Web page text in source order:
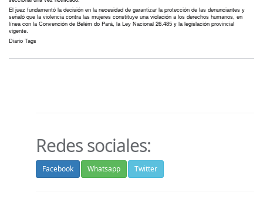
El juez fundamentó la decisión en la necesidad de garantizar la protección de las denunciantes y
señaló que la violencia contra las mujeres constituye una violación a los derechos humanos, en
línea con la Convención de Belém do Pará, la Ley Nacional 26.485 y la legislación provincial
vigente.
Diario Tags
Redes sociales:
Facebook Whatsapp Twitter